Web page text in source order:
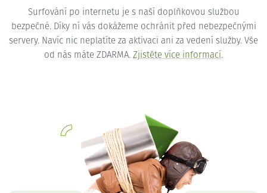
Surfování po internetu je s naší doplňkovou službou
bezpečné. Díky ní vás dokážeme ochránit před nebezpečnými
servery. Navíc nic neplatíte za aktivaci ani za vedení služby. Vše
od nás máte ZDARMA. Zjistěte více informací.